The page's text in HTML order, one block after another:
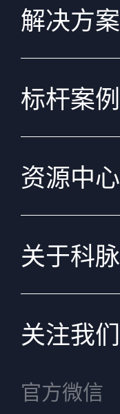
解决方案
标杆案例
资源中心
关于科脉
关注我们
官方微信